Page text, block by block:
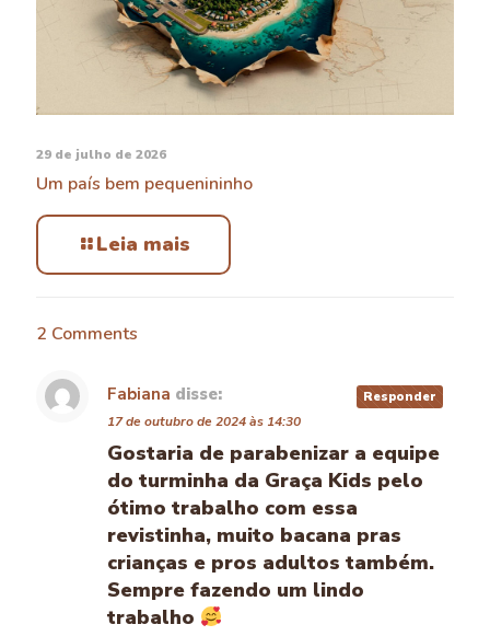
29 de julho de 2026
Um país bem pequenininho
Leia mais
2 Comments
Fabiana disse:
17 de outubro de 2024 às 14:30
Gostaria de parabenizar a equipe
do turminha da Graça Kids pelo
ótimo trabalho com essa
revistinha, muito bacana pras
crianças e pros adultos também.
Sempre fazendo um lindo
trabalho
Responder